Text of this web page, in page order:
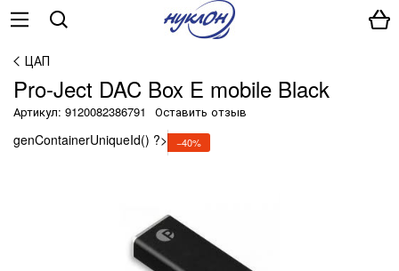
ЦАП
Pro-Ject DAC Box E mobile Black
Артикул: 9120082386791 Оставить отзыв
genContainerUniqueId() ?> −40%